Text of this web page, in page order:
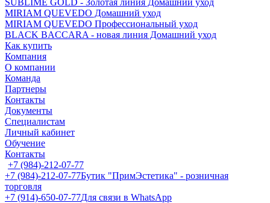
SUBLIME GOLD - Золотая линия Домашний уход
MIRIAM QUEVEDO Домашний уход
MIRIAM QUEVEDO Профессиональный уход
BLACK BACCARA - новая линия Домашний уход
Как купить
Компания
О компании
Команда
Партнеры
Контакты
Документы
Специалистам
Личный кабинет
Обучение
Контакты
+7 (984)-212-07-77
+7 (984)-212-07-77Бутик "ПримЭстетика" - розничная
торговля
+7 (914)-650-07-77Для связи в WhatsApp